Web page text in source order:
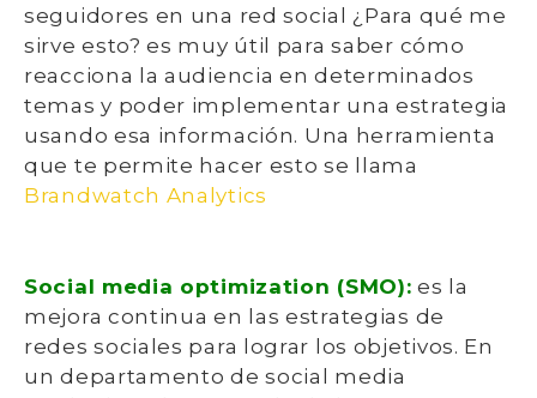
seguidores en una red social ¿Para qué me
sirve esto? es muy útil para saber cómo
reacciona la audiencia en determinados
temas y poder implementar una estrategia
usando esa información. Una herramienta
que te permite hacer esto se llama
Brandwatch Analytics
Social media optimization (SMO): es la
mejora continua en las estrategias de
redes sociales para lograr los objetivos. En
un departamento de social media